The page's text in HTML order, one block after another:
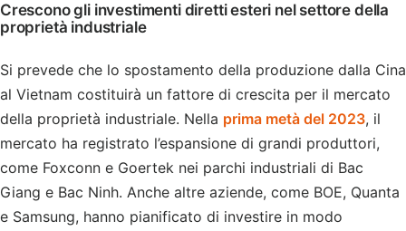
Crescono gli investimenti diretti esteri nel settore della
proprietà industriale
Si prevede che lo spostamento della produzione dalla Cina
al Vietnam costituirà un fattore di crescita per il mercato
della proprietà industriale. Nella prima metà del 2023, il
mercato ha registrato l’espansione di grandi produttori,
come Foxconn e Goertek nei parchi industriali di Bac
Giang e Bac Ninh. Anche altre aziende, come BOE, Quanta
e Samsung, hanno pianificato di investire in modo